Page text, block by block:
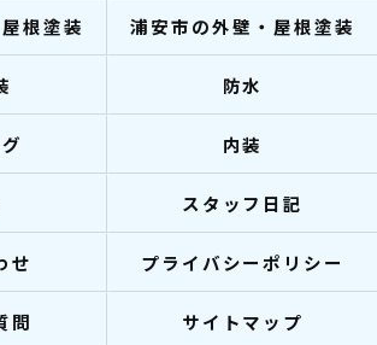
根塗装 浦安市の外壁・屋根塗装
防水
内装
スタッフ日記
せ プライバシーポリシー
問 サイトマップ